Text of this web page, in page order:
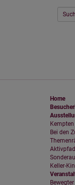
Home
Bei den
Aktivpfad
Keller-